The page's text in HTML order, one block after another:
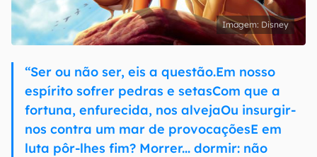
Disney
“Ser ou não ser, eis a questão.Em nosso
espírito sofrer pedras e setasCom que a
fortuna, enfurecida, nos alvejaOu insurgir-
nos contra um mar de provocaçõesE em
luta pôr-lhes fim? Morrer... dormir: não